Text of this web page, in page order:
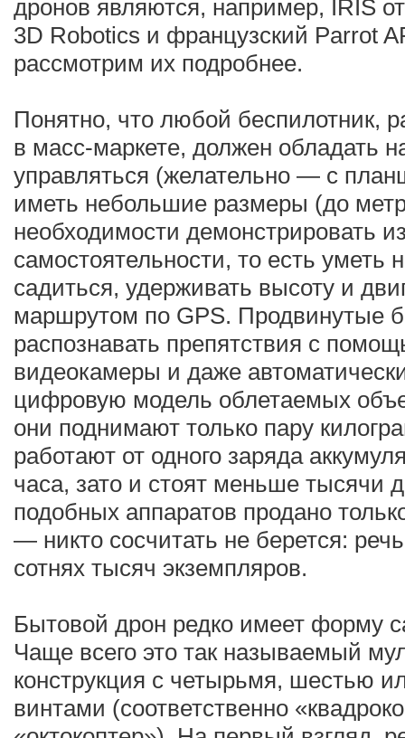
дронов являются, например, IRIS
3D Robotics и французский Parrot
рассмотрим их подробнее.
Понятно, что любой беспилотник,
в масс-маркете, должен обладать
управляться (желательно — с
иметь небольшие размеры (до
необходимости демонстрировать
самостоятельности, то есть уметь
садиться, удерживать высоту и
маршрутом по GPS. Продвинутые
распознавать препятствия с
видеокамеры и даже
цифровую модель облетаемых
они поднимают только пару
работают от одного заряда
часа, зато и стоят меньше тысячи
подобных аппаратов продано
— никто сосчитать не берется:
сотнях тысяч экземпляров.
Бытовой дрон редко имеет форму
Чаще всего это так называемый
конструкция с четырьмя, шестью
винтами (соответственно